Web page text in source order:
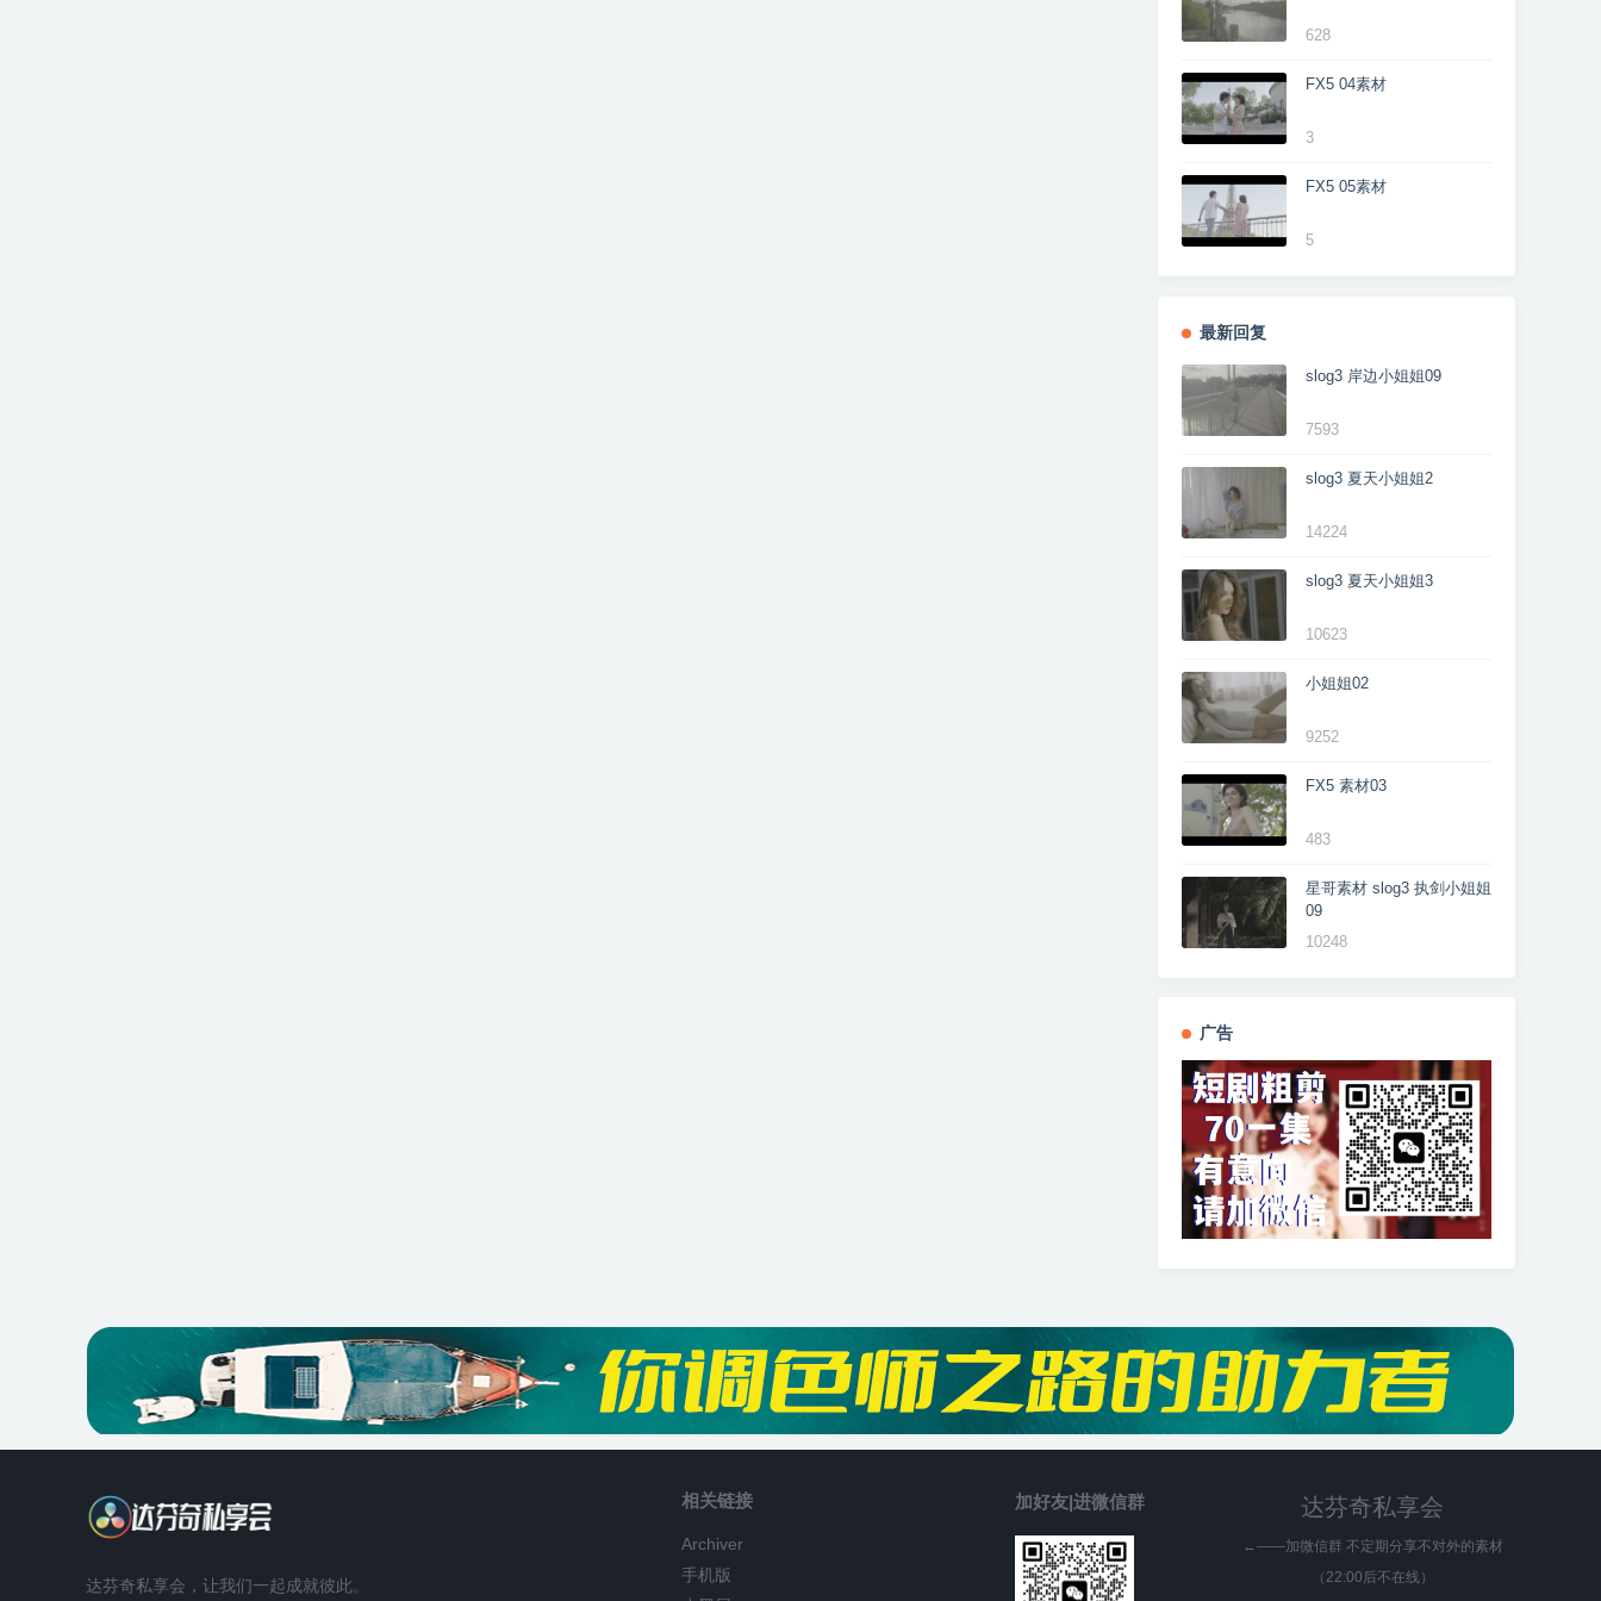
628
FX5 04素材
3
FX5 05素材
5
最新回复
slog3 岸边小姐姐09
7593
slog3 夏天小姐姐2
14224
slog3 夏天小姐姐3
10623
小姐姐02
9252
FX5 素材03
483
星哥素材 slog3 执剑小姐姐
09
10248
广告
达芬奇私享会，让我们一起成就彼此。
相关链接
Archiver
手机版
加好友|进微信群 达芬奇私享会
←——加微信群 不定期分享不对外的素材
（22:00后不在线）